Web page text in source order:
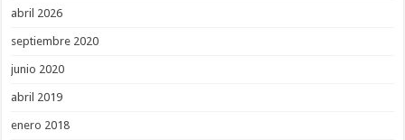
abril 2026
septiembre 2020
junio 2020
abril 2019
enero 2018